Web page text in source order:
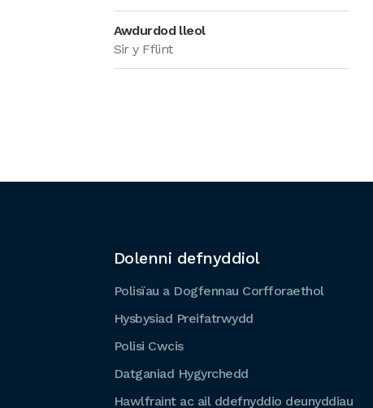
Awdurdod lleol
Sir y Fflint
Dolenni defnyddiol
Polisïau a Dogfennau Corfforaethol
Hysbysiad Preifatrwydd
Polisi Cwcis
Datganiad Hygyrchedd
Hawlfraint ac ail ddefnyddio deunyddiau